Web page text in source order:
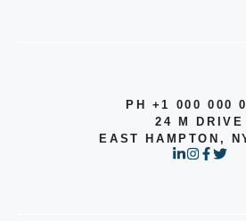
PH +1 000 000
24 M DRIVE
EAST HAMPTON,